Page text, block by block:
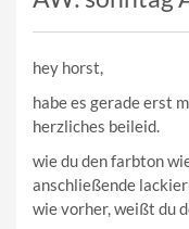
hey horst,
habe es gerade erst
herzliches beileid.
wie du den farbton
anschließende
wie vorher, weißt du